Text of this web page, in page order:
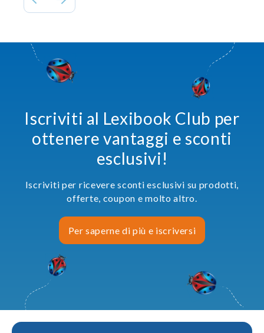
Iscriviti al Lexibook Club per
ottenere vantaggi e sconti
esclusivi!
Iscriviti per ricevere sconti esclusivi su prodotti,
offerte, coupon e molto altro.
Per saperne di più e iscriversi